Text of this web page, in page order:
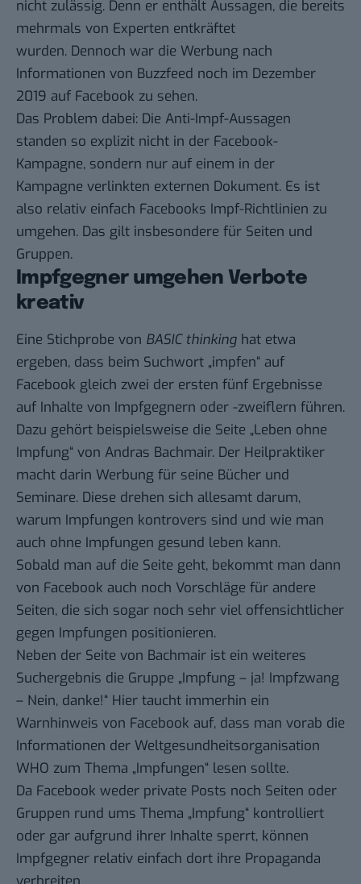
nicht zulässig. Denn er enthält Aussagen, die bereits
mehrmals von Experten entkräftet
wurden. Dennoch war die Werbung nach
Informationen von Buzzfeed noch im Dezember
2019 auf Facebook zu sehen.
Das Problem dabei: Die Anti-Impf-Aussagen
standen so explizit nicht in der Facebook-
Kampagne, sondern nur auf einem in der
Kampagne verlinkten externen Dokument. Es ist
also relativ einfach Facebooks Impf-Richtlinien zu
umgehen. Das gilt insbesondere für Seiten und
Gruppen.
Impfgegner umgehen Verbote
kreativ
Eine Stichprobe von BASIC thinking hat etwa
ergeben, dass beim Suchwort „impfen“ auf
Facebook gleich zwei der ersten fünf Ergebnisse
auf Inhalte von Impfgegnern oder -zweiflern führen.
Dazu gehört beispielsweise die Seite „Leben ohne
Impfung“ von Andras Bachmair. Der Heilpraktiker
macht darin Werbung für seine Bücher und
Seminare. Diese drehen sich allesamt darum,
warum Impfungen kontrovers sind und wie man
auch ohne Impfungen gesund leben kann.
Sobald man auf die Seite geht, bekommt man dann
von Facebook auch noch Vorschläge für andere
Seiten, die sich sogar noch sehr viel offensichtlicher
gegen Impfungen positionieren.
Neben der Seite von Bachmair ist ein weiteres
Suchergebnis die Gruppe „Impfung – ja! Impfzwang
– Nein, danke!“ Hier taucht immerhin ein
Warnhinweis von Facebook auf, dass man vorab die
Informationen der Weltgesundheitsorganisation
WHO zum Thema „Impfungen“ lesen sollte.
Da Facebook weder private Posts noch Seiten oder
Gruppen rund ums Thema „Impfung“ kontrolliert
oder gar aufgrund ihrer Inhalte sperrt, können
Impfgegner relativ einfach dort ihre Propaganda